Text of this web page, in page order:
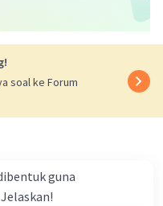
soal ke Forum
guna